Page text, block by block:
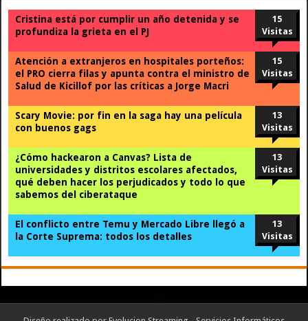
Cristina está por cumplir un año detenida y se
profundiza la grieta en el PJ
15
Visitas
Atención a extranjeros en hospitales porteños:
el PRO cierra filas y apunta contra el ministro de
Salud de Kicillof por las críticas a Jorge Macri
15
Visitas
Scary Movie: por fin en la saga hay una película
con buenos gags
13
Visitas
¿Cómo hackearon a Canvas? Lista de
universidades y distritos escolares afectados,
qué deben hacer los perjudicados y todo lo que
sabemos del ciberataque
13
Visitas
El conflicto entre Temu y Mercado Libre llegó a
la Corte Suprema: todos los detalles
13
Visitas